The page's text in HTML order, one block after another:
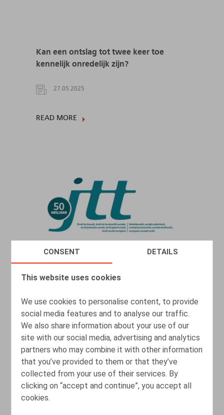
CONSENT DETAILS
This website uses cookies
We use cookies to personalise content, to provide
social media features and to analyse our traffic.
We also share information about your use of our
site with our social media, advertising and analytics
partners who may combine it with other information
that you’ve provided to them or that they’ve
collected from your use of their services. By
clicking on “accept and continue”, you accept all
cookies.
Kan een ontslag tot twee keer toe
kennelijk onredelijk zijn?
27.05.2025
READ MORE
wet private opsporing
09.05.2025
Aandelenopties voor werknemers: